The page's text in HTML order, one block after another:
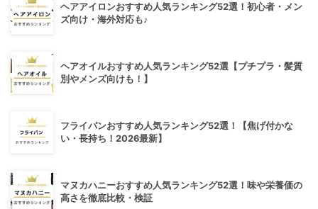
ヘアアイロンおすすめ人気ランキング52選！初心者・メン
ズ向け・海外対応も♪
ヘアオイルおすすめ人気ランキング52選【プチプラ・髪質
別やメンズ向けも！】
フライパンおすすめ人気ランキング52選！【焦げ付かな
い・長持ち！2026最新】
マヌカハニーおすすめ人気ランキング52選！味や栄養価の
高さを徹底比較・検証